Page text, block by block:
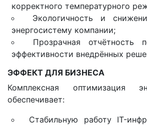
корректного температурного
Экологичность и
энергосистему компании;
Прозрачная отчётность
эффективности внедрённых
ЭФФЕКТ ДЛЯ БИЗНЕСА
Комплексная оптимизация
обеспечивает:
Стабильную работу IT-